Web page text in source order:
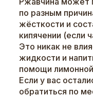
по разным
жёсткости и
кипячении (если
Это никак не
жидкости и
помощи лимонной
Если у вас
обратиться по